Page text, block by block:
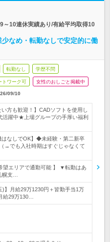
～10連休実績あり/有給平均取得10
なめ・転勤なしで安定的に働
転勤なし 学歴不問
トワーク可 女性のおしごと掲載中
09/10
い方も歓迎！】CADソフトを使用し
躍中★上場グループの手厚い福利
はなしでOK】◆未経験・第二新卒
→でも入社時期はすぐじゃなくて
望エリアで通勤可能 】 ▼転勤はあ
幌支…
)】月給29万1230円＋皆勤手当1万
給29万130…